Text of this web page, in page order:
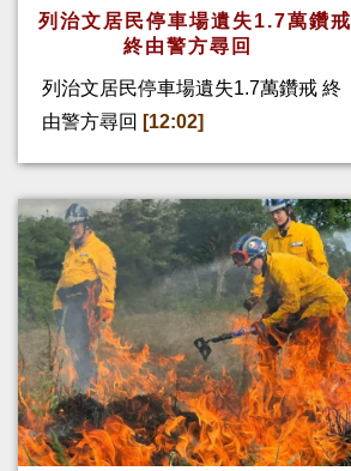
列治文居民停車場遺失1.7萬鑽戒
終由警方尋回
列治文居民停車場遺失1.7萬鑽戒 終
由警方尋回 [12:02]